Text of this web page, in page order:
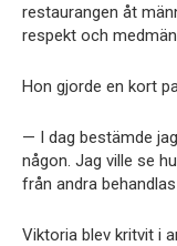
restaurangen åt
respekt och
Hon gjorde en kort
— I dag bestämde
någon. Jag ville se
från andra behandlas
Viktoria blev kritvit i